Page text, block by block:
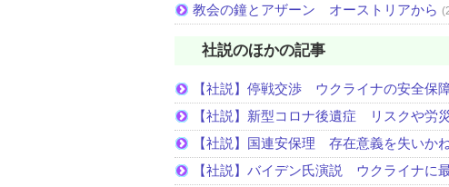
教会の鐘とアザーン オーストリアから
社説のほかの記事
【社説】停戦交渉 ウクライナの安全保
【社説】新型コロナ後遺症 リスクや労
【社説】国連安保理 存在意義を失いか
【社説】バイデン氏演説 ウクライナに